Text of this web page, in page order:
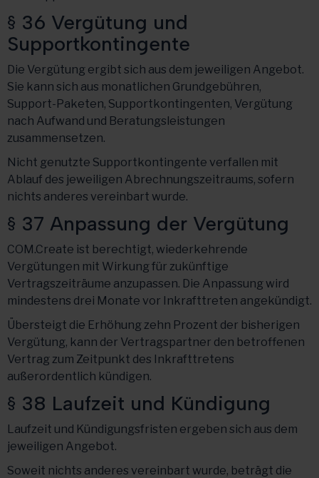
§ 36 Vergütung und
Supportkontingente
Die Vergütung ergibt sich aus dem jeweiligen Angebot.
Sie kann sich aus monatlichen Grundgebühren,
Support-Paketen, Supportkontingenten, Vergütung
nach Aufwand und Beratungsleistungen
zusammensetzen.
Nicht genutzte Supportkontingente verfallen mit
Ablauf des jeweiligen Abrechnungszeitraums, sofern
nichts anderes vereinbart wurde.
§ 37 Anpassung der Vergütung
COM.Create ist berechtigt, wiederkehrende
Vergütungen mit Wirkung für zukünftige
Vertragszeiträume anzupassen. Die Anpassung wird
mindestens drei Monate vor Inkrafttreten angekündigt.
Übersteigt die Erhöhung zehn Prozent der bisherigen
Vergütung, kann der Vertragspartner den betroffenen
Vertrag zum Zeitpunkt des Inkrafttretens
außerordentlich kündigen.
§ 38 Laufzeit und Kündigung
Laufzeit und Kündigungsfristen ergeben sich aus dem
jeweiligen Angebot.
Soweit nichts anderes vereinbart wurde, beträgt die